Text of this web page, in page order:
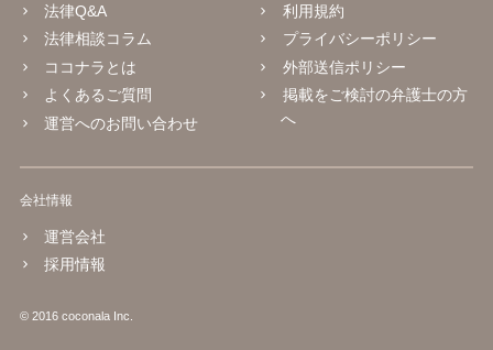
法律Q&A
法律相談コラム
ココナラとは
よくあるご質問
運営へのお問い合わせ
利用規約
プライバシーポリシー
外部送信ポリシー
掲載をご検討の弁護士の方
へ
会社情報
運営会社
採用情報
© 2016 coconala Inc.